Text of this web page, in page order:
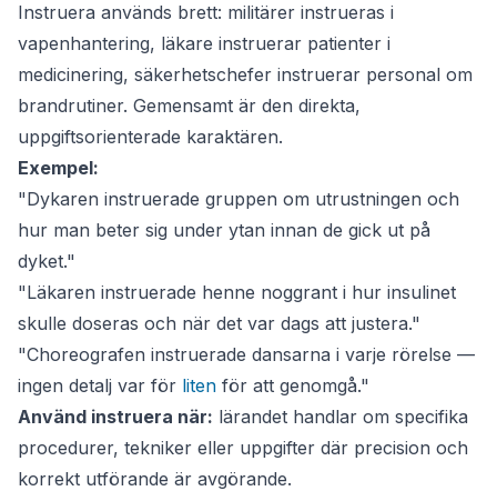
Instruera används brett: militärer instrueras i
vapenhantering, läkare instruerar patienter i
medicinering, säkerhetschefer instruerar personal om
brandrutiner. Gemensamt är den direkta,
uppgiftsorienterade karaktären.
Exempel:
"Dykaren instruerade gruppen om utrustningen och
hur man beter sig under ytan innan de gick ut på
dyket."
"Läkaren instruerade henne noggrant i hur insulinet
skulle doseras och när det var dags att justera."
"Choreografen instruerade dansarna i varje rörelse —
ingen detalj var för liten för att genomgå."
Använd instruera när: lärandet handlar om specifika
procedurer, tekniker eller uppgifter där precision och
korrekt utförande är avgörande.